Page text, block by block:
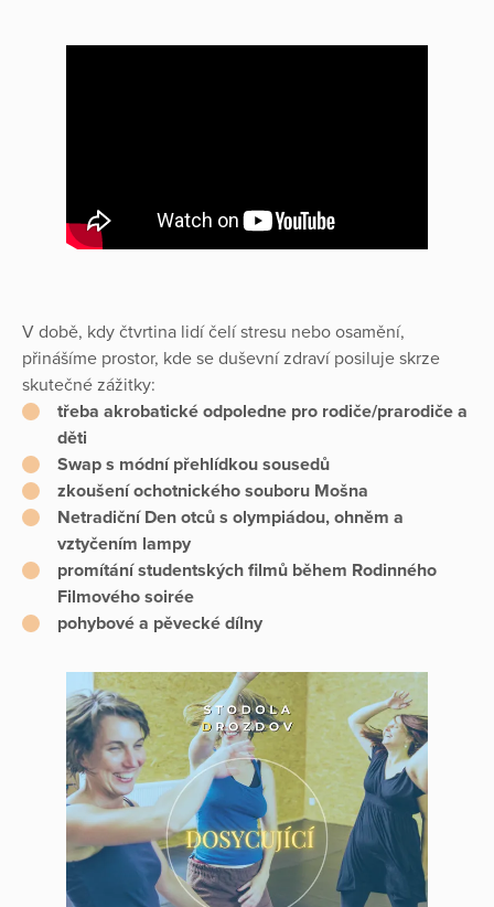
V době, kdy čtvrtina lidí čelí stresu nebo osamění,
přinášíme prostor, kde se duševní zdraví posiluje skrze
skutečné zážitky:
třeba akrobatické odpoledne pro rodiče/prarodiče a
děti
Swap s módní přehlídkou sousedů
zkoušení ochotnického souboru Mošna
Netradiční Den otců s olympiádou, ohněm a
vztyčením lampy
promítání studentských filmů během Rodinného
Filmového soirée
pohybové a pěvecké dílny